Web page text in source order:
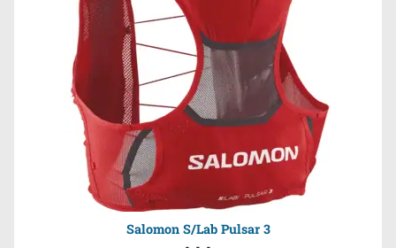
Salomon S/Lab Pulsar 3